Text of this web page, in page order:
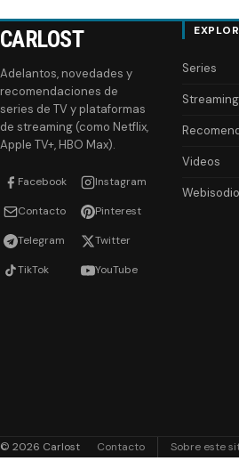
CARLOST
Adelantos, novedades y
recomendaciones de
series de TV y plataformas
de streaming (como Netflix,
Apple TV+, HBO Max).
Facebook Instagram
Contacto Pinterest
Telegram Twitter
TikTok YouTube
Series
Streaming
Videos
© 2026 Carlost Contacto Sobre este